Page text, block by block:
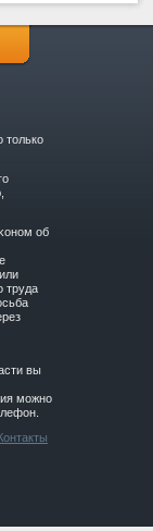
только
oб
трудa
вы
можно